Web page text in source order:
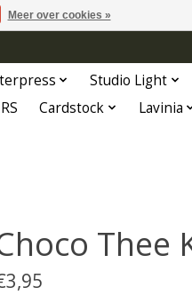
Studio Light
Cardstock Lavinia
Thee
Meer over cookies »